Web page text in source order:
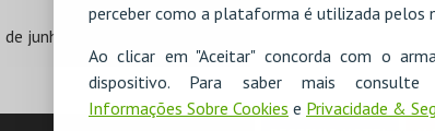
perceber como a plataforma é utilizada pelos
Ao clicar em "Aceitar" concorda com o
dispositivo. Para saber mais
Informações Sobre Cookies e Privacidade &
junho) - 4,00€